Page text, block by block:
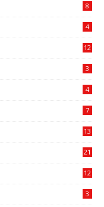
8
4
12
3
4
7
13
21
12
3